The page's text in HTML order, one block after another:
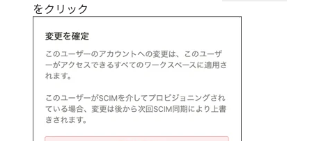
をクリック